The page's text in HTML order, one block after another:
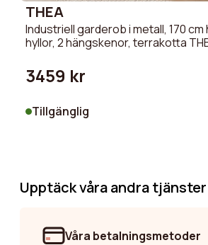
THEA
Industriell garderob i metall, 170 cm
hyllor, 2 hängskenor, terrakotta
3459 kr
Tillgänglig
Upptäck våra andra tjänster
Våra betalningsmetoder